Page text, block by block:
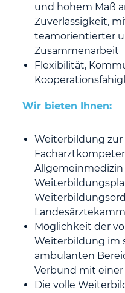
und hohem Maß
Zuverlässigkeit,
teamorientierter
Zusammenarbeit
Flexibilität,
Wir bieten Ihnen:
Weiterbildung
Möglichkeit der
Weiterbildung im
ambulanten
Verbund mit einer
Die volle